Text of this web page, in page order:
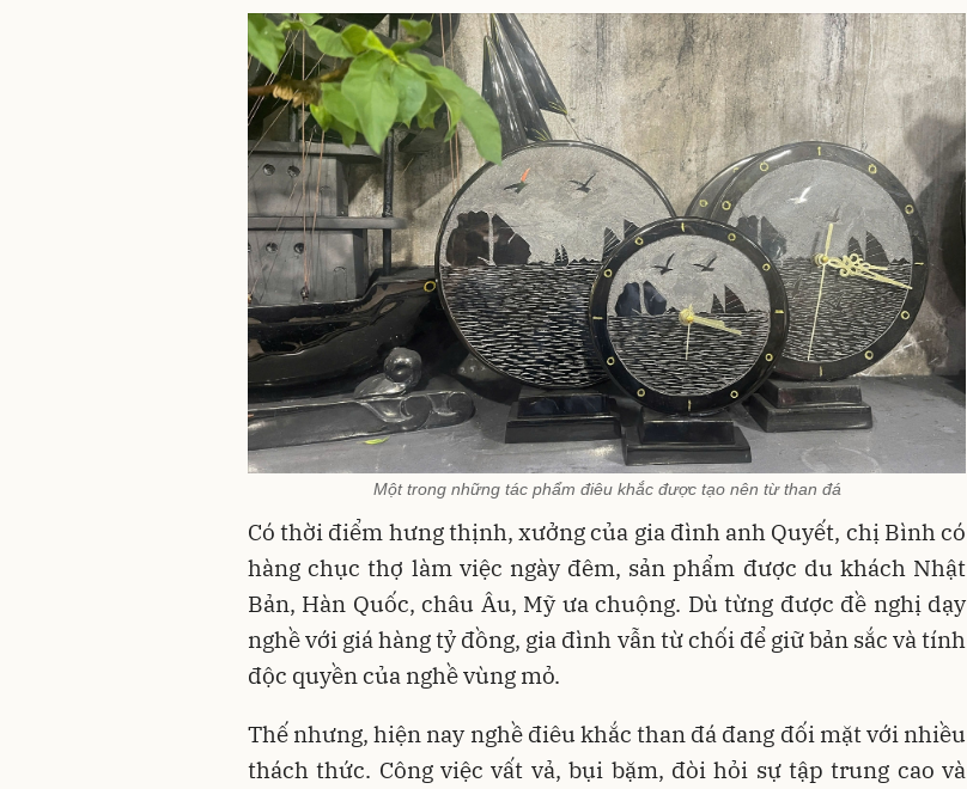
Một trong những tác phẩm điêu khắc được tạo nên từ than đá
Có thời điểm hưng thịnh, xưởng của gia đình anh Quyết, chị Bình có
hàng chục thợ làm việc ngày đêm, sản phẩm được du khách Nhật
Bản, Hàn Quốc, châu Âu, Mỹ ưa chuộng. Dù từng được đề nghị dạy
nghề với giá hàng tỷ đồng, gia đình vẫn từ chối để giữ bản sắc và tính
độc quyền của nghề vùng mỏ.
Thế nhưng, hiện nay nghề điêu khắc than đá đang đối mặt với nhiều
thách thức. Công việc vất vả, bụi bặm, đòi hỏi sự tập trung cao và